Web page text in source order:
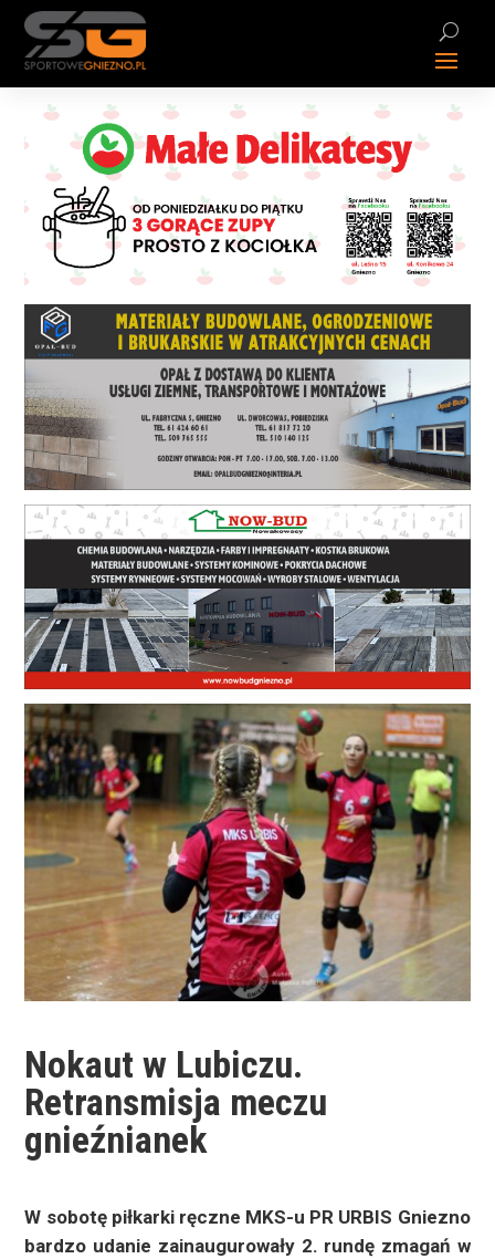
Nokaut w Lubiczu.
Retransmisja meczu
gnieźnianek
W sobotę piłkarki ręczne MKS-u PR URBIS Gniezno
bardzo udanie zainaugurowały 2. rundę zmagań w